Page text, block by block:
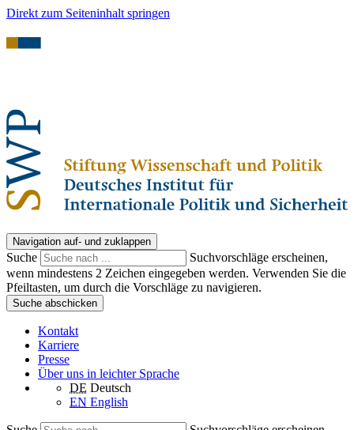
Direkt zum Seiteninhalt springen
Navigation auf- und zuklappen
Suche
Suchvorschläge erscheinen,
wenn mindestens 2 Zeichen eingegeben werden. Verwenden Sie die
Pfeiltasten, um durch die Vorschläge zu navigieren.
Suche abschicken
Kontakt
Karriere
Presse
Über uns in leichter Sprache
DE Deutsch
EN English